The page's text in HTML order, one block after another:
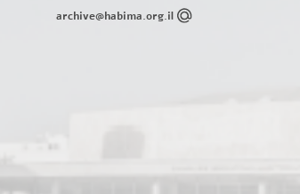
archive@habima.org.il